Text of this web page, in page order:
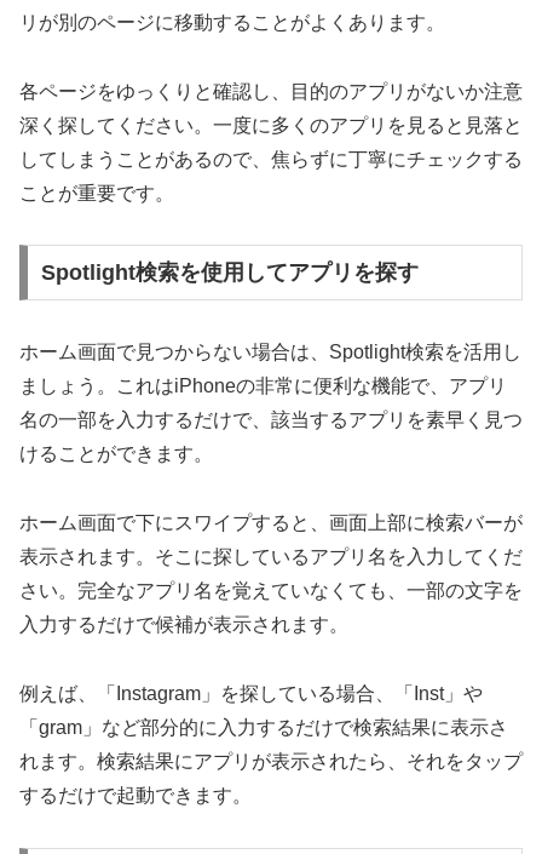
リが別のページに移動することがよくあります。
各ページをゆっくりと確認し、目的のアプリがないか注意
深く探してください。一度に多くのアプリを見ると見落と
してしまうことがあるので、焦らずに丁寧にチェックする
ことが重要です。
Spotlight検索を使用してアプリを探す
ホーム画面で見つからない場合は、Spotlight検索を活用し
ましょう。これはiPhoneの非常に便利な機能で、アプリ
名の一部を入力するだけで、該当するアプリを素早く見つ
けることができます。
ホーム画面で下にスワイプすると、画面上部に検索バーが
表示されます。そこに探しているアプリ名を入力してくだ
さい。完全なアプリ名を覚えていなくても、一部の文字を
入力するだけで候補が表示されます。
例えば、「Instagram」を探している場合、「Inst」や
「gram」など部分的に入力するだけで検索結果に表示さ
れます。検索結果にアプリが表示されたら、それをタップ
するだけで起動できます。